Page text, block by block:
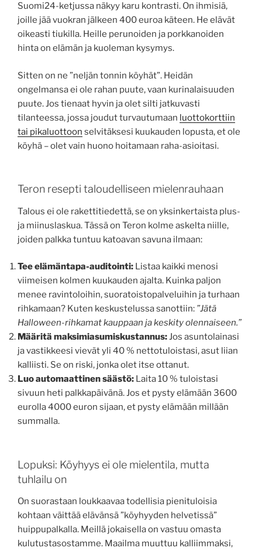
Suomi24-ketjussa näkyy karu kontrasti. On ihmisiä,
joille jää vuokran jälkeen 400 euroa käteen. He elävät
oikeasti tiukilla. Heille perunoiden ja porkkanoiden
hinta on elämän ja kuoleman kysymys.
Sitten on ne ”neljän tonnin köyhät”. Heidän
ongelmansa ei ole rahan puute, vaan kurinalaisuuden
puute. Jos tienaat hyvin ja olet silti jatkuvasti
tilanteessa, jossa joudut turvautumaan luottokorttiin
tai pikaluottoon selvitäksesi kuukauden lopusta, et ole
köyhä – olet vain huono hoitamaan raha-asioitasi.
Teron resepti taloudelliseen mielenrauhaan
Talous ei ole rakettitiedettä, se on yksinkertaista plus-
ja miinuslaskua. Tässä on Teron kolme askelta niille,
joiden palkka tuntuu katoavan savuna ilmaan:
Tee elämäntapa-auditointi: Listaa kaikki menosi
viimeisen kolmen kuukauden ajalta. Kuinka paljon
menee ravintoloihin, suoratoistopalveluihin ja turhaan
rihkamaan? Kuten keskustelussa sanottiin: ”Jätä
Halloween-rihkamat kauppaan ja keskity olennaiseen.”
Määritä maksimiasumiskustannus:Jos asuntolainasi
ja vastikkeesi vievät yli 40 % nettotuloistasi, asut liian
kalliisti. Se on riski, jonka olet itse ottanut.
Luo automaattinen säästö: Laita 10 % tuloistasi
sivuun heti palkkapäivänä. Jos et pysty elämään 3600
eurolla 4000 euron sijaan, et pysty elämään millään
summalla.
Lopuksi: Köyhyys ei ole mielentila, mutta
tuhlailu on
On suorastaan loukkaavaa todellisia pienituloisia
kohtaan väittää elävänsä ”köyhyyden helvetissä”
huippupalkalla. Meillä jokaisella on vastuu omasta
kulutustasostamme. Maailma muuttuu kalliimmaksi,